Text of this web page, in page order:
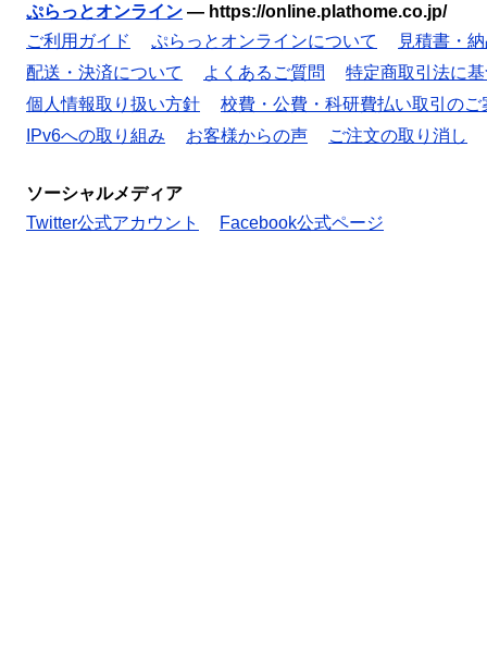
ぷらっとオンライン — https://online.plathome.co.jp/
ご利用ガイド
ぷらっとオンラインについて
見積書・
配送・決済について
よくあるご質問
特定商取引法に
個人情報取り扱い方針
校費・公費・科研費払い取引のご
IPv6への取り組み
お客様からの声 ご注文の取り消し
ソーシャルメディア
Twitter公式アカウント
Facebook公式ページ